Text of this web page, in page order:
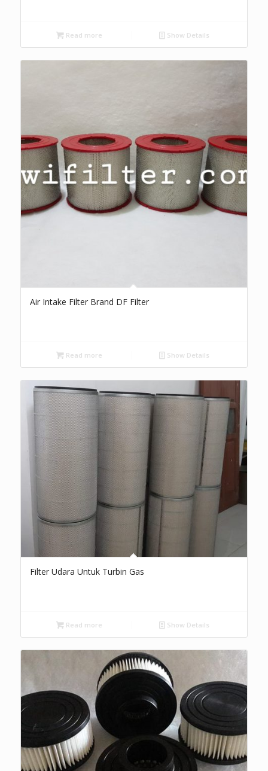
Read more Show Details
Air Intake Filter Brand DF Filter
Read more Show Details
Filter Udara Untuk Turbin Gas
Read more Show Details